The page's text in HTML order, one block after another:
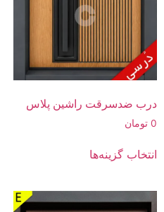
درب ضدسرقت راشین پلاس
0 تومان
انتخاب گزینه‌ها